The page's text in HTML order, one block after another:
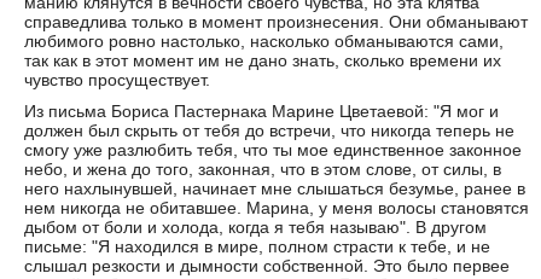
справедлива только в момент произнесения. Они обманывают
любимого ровно настолько, насколько обманываются сами,
так как в этот момент им не дано знать, сколько времени их
чувство просуществует.
Из письма Бориса Пастернака Марине Цветаевой: "Я мог и
должен был скрыть от тебя до встречи, что никогда теперь не
смогу уже разлюбить тебя, что ты мое единственное законное
небо, и жена до того, законная, что в этом слове, от силы, в
него нахлынувшей, начинает мне слышаться безумье, ранее в
нем никогда не обитавшее. Марина, у меня волосы становятся
дыбом от боли и холода, когда я тебя называю". В другом
письме: "Я находился в мире, полном страсти к тебе, и не
слышал резкости и дымности собственной. Это было первее